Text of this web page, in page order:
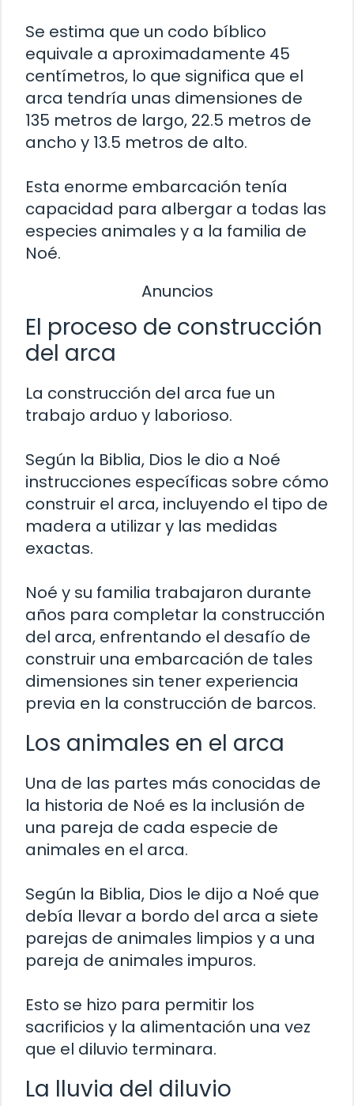
Se estima que un codo bíblico
equivale a aproximadamente 45
centímetros, lo que significa que el
arca tendría unas dimensiones de
135 metros de largo, 22.5 metros de
ancho y 13.5 metros de alto.
Esta enorme embarcación tenía
capacidad para albergar a todas las
especies animales y a la familia de
Noé.
Anuncios
El proceso de construcción
del arca
La construcción del arca fue un
trabajo arduo y laborioso.
Según la Biblia, Dios le dio a Noé
instrucciones específicas sobre cómo
construir el arca, incluyendo el tipo de
madera a utilizar y las medidas
exactas.
Noé y su familia trabajaron durante
años para completar la construcción
del arca, enfrentando el desafío de
construir una embarcación de tales
dimensiones sin tener experiencia
previa en la construcción de barcos.
Los animales en el arca
Una de las partes más conocidas de
la historia de Noé es la inclusión de
una pareja de cada especie de
animales en el arca.
Según la Biblia, Dios le dijo a Noé que
debía llevar a bordo del arca a siete
parejas de animales limpios y a una
pareja de animales impuros.
Esto se hizo para permitir los
sacrificios y la alimentación una vez
que el diluvio terminara.
La lluvia del diluvio